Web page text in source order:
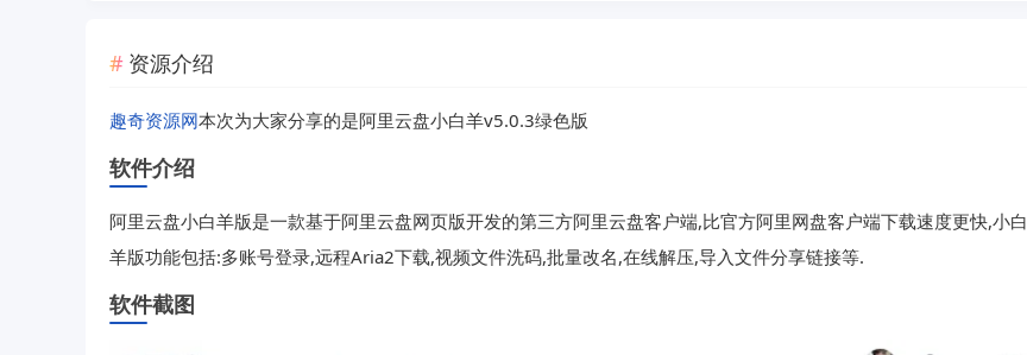
资源介绍
趣奇资源网本次为大家分享的是阿里云盘小白羊v5.0.3绿色版
软件介绍
阿里云盘小白羊版是一款基于阿里云盘网页版开发的第三方阿里云盘客户端,比官方阿里网盘客户端下载速度更快,小白
羊版功能包括:多账号登录,远程Aria2下载,视频文件洗码,批量改名,在线解压,导入文件分享链接等.
软件截图